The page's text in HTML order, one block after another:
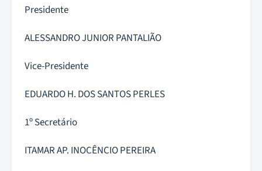
Presidente
ALESSANDRO JUNIOR PANTALIÃO
Vice-Presidente
EDUARDO H. DOS SANTOS PERLES
1º Secretário
ITAMAR AP. INOCÊNCIO PEREIRA